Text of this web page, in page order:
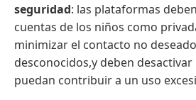
seguridad: las plataformas
cuentas de los niños como
minimizar el contacto no
desconocidos,y deben
puedan contribuir a un uso